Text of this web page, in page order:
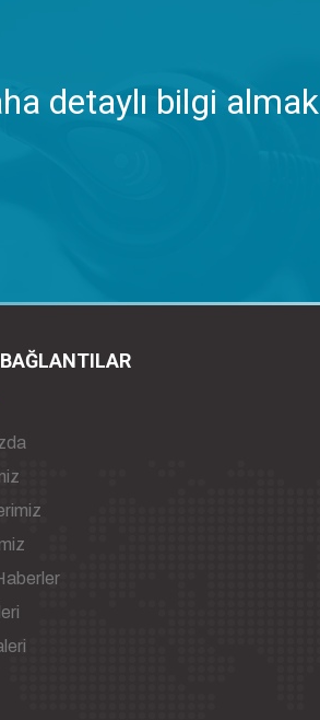
detaylı bilgi almak